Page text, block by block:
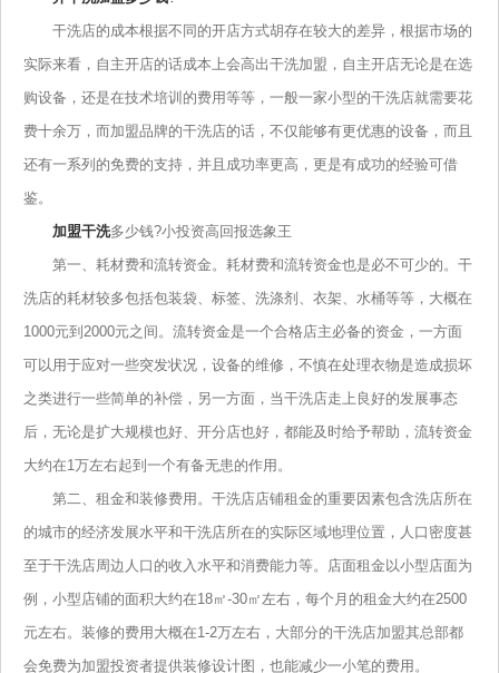
干洗店的成本根据不同的开店方式胡存在较大的差异，根据市场的
实际来看，自主开店的话成本上会高出干洗加盟，自主开店无论是在选
购设备，还是在技术培训的费用等等，一般一家小型的干洗店就需要花
费十余万，而加盟品牌的干洗店的话，不仅能够有更优惠的设备，而且
还有一系列的免费的支持，并且成功率更高，更是有成功的经验可借
鉴。
加盟干洗多少钱?小投资高回报选象王
第一、耗材费和流转资金。耗材费和流转资金也是必不可少的。干
洗店的耗材较多包括包装袋、标签、洗涤剂、衣架、水桶等等，大概在
1000元到2000元之间。流转资金是一个合格店主必备的资金，一方面
可以用于应对一些突发状况，设备的维修，不慎在处理衣物是造成损坏
之类进行一些简单的补偿，另一方面，当干洗店走上良好的发展事态
后，无论是扩大规模也好、开分店也好，都能及时给予帮助，流转资金
大约在1万左右起到一个有备无患的作用。
第二、租金和装修费用。干洗店店铺租金的重要因素包含洗店所在
的城市的经济发展水平和干洗店所在的实际区域地理位置，人口密度甚
至于干洗店周边人口的收入水平和消费能力等。店面租金以小型店面为
例，小型店铺的面积大约在18㎡-30㎡左右，每个月的租金大约在2500
元左右。装修的费用大概在1-2万左右，大部分的干洗店加盟其总部都
会免费为加盟投资者提供装修设计图，也能减少一小笔的费用。